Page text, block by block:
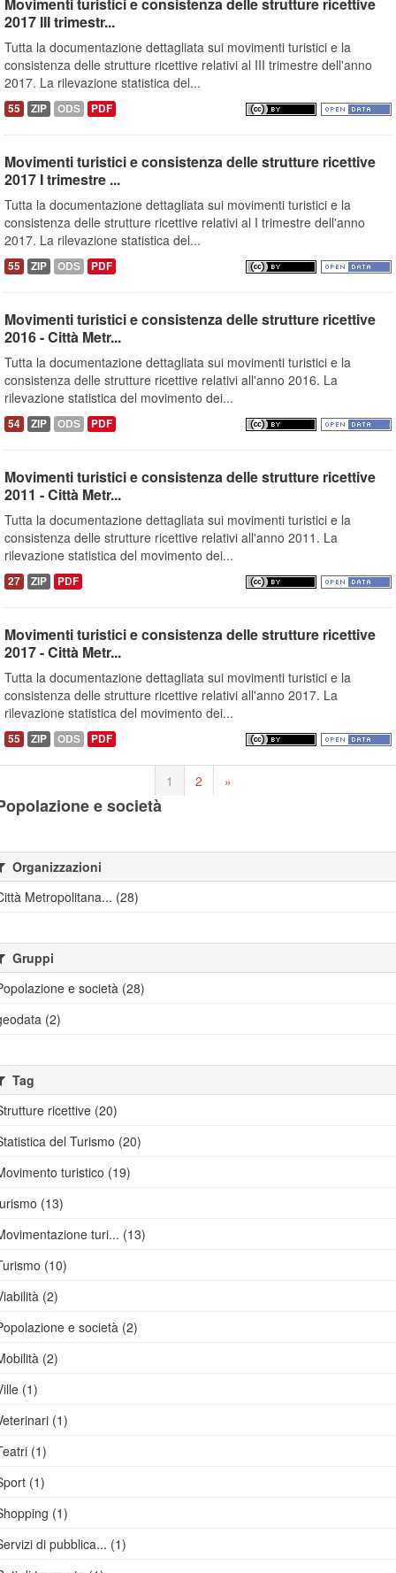
2017 III trimestr...
Tutta la documentazione dettagliata sui movimenti turistici e la
consistenza delle strutture ricettive relativi al III trimestre dell'anno
2017. La rilevazione statistica del...
55 ZIP ODS PDF
Movimenti turistici e consistenza delle strutture ricettive
2017 I trimestre ...
Tutta la documentazione dettagliata sui movimenti turistici e la
consistenza delle strutture ricettive relativi al I trimestre dell'anno
2017. La rilevazione statistica del...
55 ZIP ODS PDF
Movimenti turistici e consistenza delle strutture ricettive
2016 - Città Metr...
Tutta la documentazione dettagliata sui movimenti turistici e la
consistenza delle strutture ricettive relativi all'anno 2016. La
rilevazione statistica del movimento dei...
54 ZIP ODS PDF
Movimenti turistici e consistenza delle strutture ricettive
2011 - Città Metr...
Tutta la documentazione dettagliata sui movimenti turistici e la
consistenza delle strutture ricettive relativi all'anno 2011. La
rilevazione statistica del movimento dei...
27 ZIP PDF
Movimenti turistici e consistenza delle strutture ricettive
2017 - Città Metr...
Tutta la documentazione dettagliata sui movimenti turistici e la
consistenza delle strutture ricettive relativi all'anno 2017. La
rilevazione statistica del movimento dei...
55 ZIP ODS PDF
1 2 »
e società
Organizzazioni
Metropolitana... (28)
Gruppi
e società (28)
(2)
Tag
ricettive (20)
del Turismo (20)
turistico (19)
(13)
turi... (13)
(10)
(2)
e società (2)
(2)
(1)
(1)
(1)
(1)
(1)
di pubblica... (1)